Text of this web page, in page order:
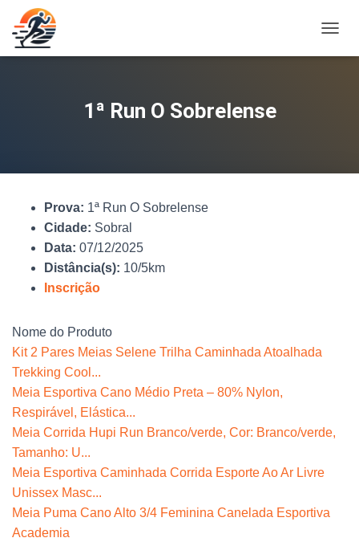
L
1ª Run O Sobrelense
Prova: 1ª Run O Sobrelense
Cidade: Sobral
Data: 07/12/2025
Distância(s): 10/5km
Inscrição
Nome do Produto
Kit 2 Pares Meias Selene Trilha Caminhada Atoalhada
Trekking Cool...
Meia Esportiva Cano Médio Preta – 80% Nylon,
Respirável, Elástica...
Meia Corrida Hupi Run Branco/verde, Cor: Branco/verde,
Tamanho: U...
Meia Esportiva Caminhada Corrida Esporte Ao Ar Livre
Unissex Masc...
Meia Puma Cano Alto 3/4 Feminina Canelada Esportiva
Academia